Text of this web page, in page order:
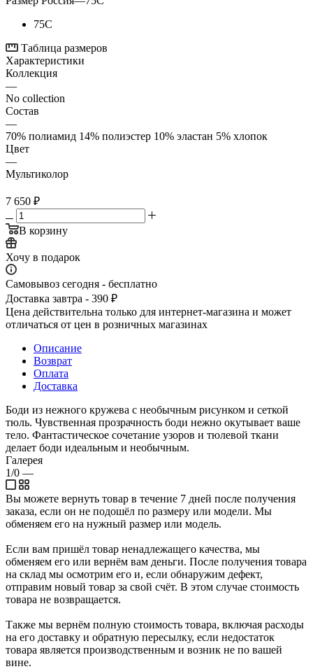
75C
Таблица размеров
Характеристики
Коллекция
—
No collection
Состав
—
70% полиамид 14% полиэстер 10% эластан 5% хлопок
Цвет
—
Мультиколор
7 650 ₽
В корзину
Хочу в подарок
Самовывоз сегодня - бесплатно
Доставка завтра - 390 ₽
Цена действительна только для интернет-магазина и может
отличаться от цен в розничных магазинах
Описание
Возврат
Оплата
Доставка
Боди из нежного кружева с необычным рисунком и сеткой
тюль. Чувственная прозрачность боди нежно окутывает ваше
тело. Фантастическое сочетание узоров и тюлевой ткани
делает боди идеальным и необычным.
Галерея
1/0 —
Вы можете вернуть товар в течение 7 дней после получения
заказа, если он не подошёл по размеру или модели. Мы
обменяем его на нужный размер или модель.
Если вам пришёл товар ненадлежащего качества, мы
обменяем его или вернём вам деньги. После получения товара
на склад мы осмотрим его и, если обнаружим дефект,
отправим новый товар за свой счёт. В этом случае стоимость
товара не возвращается.
Также мы вернём полную стоимость товара, включая расходы
на его доставку и обратную пересылку, если недостаток
товара является производственным и возник не по вашей
вине.